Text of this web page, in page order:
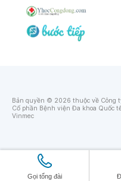
Gọi tổng đài
Bản quyền © 2026 thuộc về Công
Cổ phần Bệnh viện Đa khoa Quốc
Vinmec